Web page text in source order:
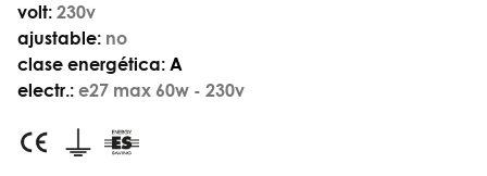
volt: 230v
ajustable: no
clase energética: A
electr.: e27 max 60w - 230v